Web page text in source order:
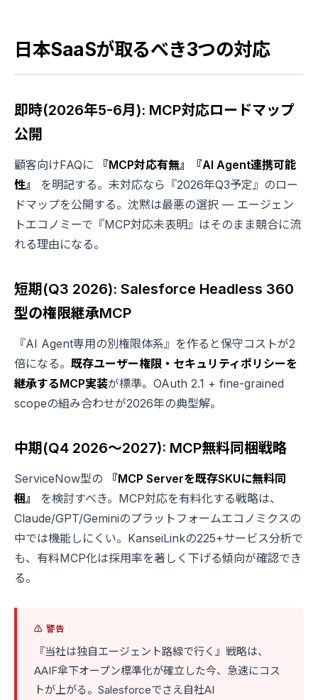
日本SaaSが取るべき3つの対応
即時(2026年5-6月): MCP対応ロードマップ
公開
顧客向けFAQに
『MCP対応有無』『AI Agent連携可能
性』
を明記する。未対応なら『2026年Q3予定』のロー
ドマップを公開する。沈黙は最悪の選択 — エージェン
トエコノミーで『MCP対応未表明』はそのまま競合に流
れる理由になる。
短期(Q3 2026): Salesforce Headless 360
型の権限継承MCP
『AI Agent専用の別権限体系』を作ると保守コストが2
倍になる。 既存ユーザー権限・セキュリティポリシーを
継承するMCP実装が標準。OAuth 2.1 + fine-grained
scopeの組み合わせが2026年の典型解。
中期(Q4 2026〜2027): MCP無料同梱戦略
ServiceNow型の
『MCP Serverを既存SKUに無料同
梱』
を検討すべき。MCP対応を有料化する戦略は、
Claude/GPT/Geminiのプラットフォームエコノミクスの
中では機能しにくい。KanseiLinkの225+サービス分析で
も、有料MCP化は採用率を著しく下げる傾向が確認でき
る。
⚠️ 警告
『当社は独自エージェント路線で行く』戦略は、
AAIF傘下オープン標準化が確立した今、急速にコス
トが上がる。Salesforceでさえ自社AI